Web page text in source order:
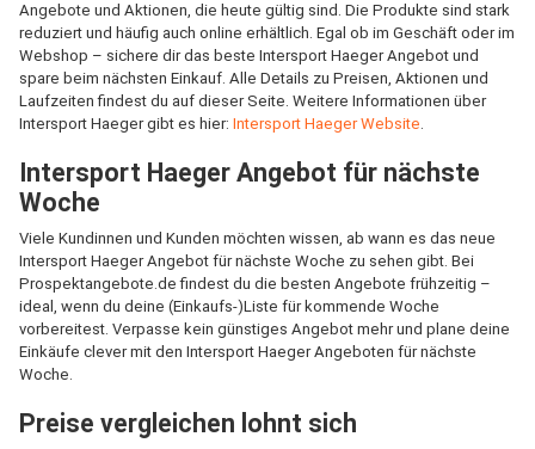
Angebote und Aktionen, die heute gültig sind. Die Produkte sind stark
reduziert und häufig auch online erhältlich. Egal ob im Geschäft oder im
Webshop – sichere dir das beste Intersport Haeger Angebot und
spare beim nächsten Einkauf. Alle Details zu Preisen, Aktionen und
Laufzeiten findest du auf dieser Seite. Weitere Informationen über
Intersport Haeger gibt es hier: Intersport Haeger Website.
Intersport Haeger Angebot für nächste
Woche
Viele Kundinnen und Kunden möchten wissen, ab wann es das neue
Intersport Haeger Angebot für nächste Woche zu sehen gibt. Bei
Prospektangebote.de findest du die besten Angebote frühzeitig –
ideal, wenn du deine (Einkaufs-)Liste für kommende Woche
vorbereitest. Verpasse kein günstiges Angebot mehr und plane deine
Einkäufe clever mit den Intersport Haeger Angeboten für nächste
Woche.
Preise vergleichen lohnt sich